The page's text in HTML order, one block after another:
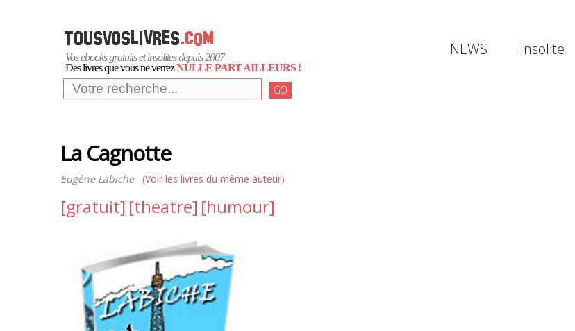
Vos ebooks gratuits et insolites depuis 2007
Des livres que vous ne verrezNULLE PART AILLEURS !
GO
NEWS Insolite
La Cagnotte
Eugène Labiche(Voir les livres du même auteur)
[gratuit] [theatre] [humour]